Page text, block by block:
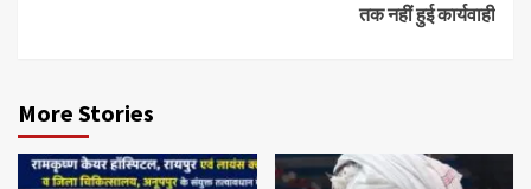
तक नहीं हुई कार्यवाही
More Stories